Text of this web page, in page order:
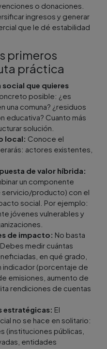
o donaciones.
ingresos y generar
que le dé estabilidad
primeros
práctica
social que quieres
posible: ¿es
una comuna? ¿residuos
educativa? Cuanto más
solución.
local: Conoce el
actores existentes,
de valor híbrida:
un componente
servicio/producto) con el
social. Por ejemplo:
jóvenes vulnerables y
de impacto: No basta
medir cuántas
en qué grado,
indicador (porcentaje de
emisiones, aumento de
rendiciones de cuentas
estratégicas: El
no se hace en solitario:
(instituciones públicas,
entidades